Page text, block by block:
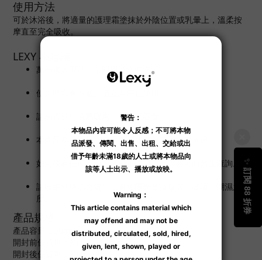
使用方法
可於沐浴後，將適量的護理霜塗抹於外陰位置或乳暈上，溫柔按
摩直至完全吸收。
LEXY 小建議
萬一進入眼睛，請即用清水沖洗。
使用時如有不適，請立即停止使用。
請勿置於兒童易取處，防止誤吞食。
本產品為外用品，請避免塗抹於傷口及敏感皮膚。
如用後有任何不適，請停止使用，有需要可向醫生查詢。
請收納於陰涼之處所，避免陽光直接曝曬、高溫、潮濕之處
所。
產品規格
產品容量：50 ml
開封前保質期：約 3 年
開封後保質期：約 6 個月